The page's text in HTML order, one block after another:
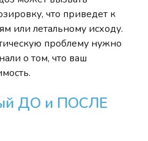
что приведет к
или летальному исходу.
проблему нужно
о том, что ваш
ДО и ПОСЛЕ